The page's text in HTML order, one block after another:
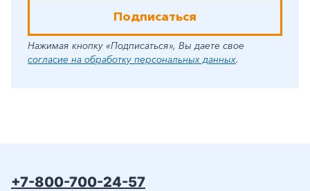
Подписаться
Нажимая кнопку «Подписаться», Вы даете свое
согласие на обработку персональных данных.
+7-800-700-24-57